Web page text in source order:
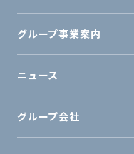
グループ事業案内
ニュース
グループ会社